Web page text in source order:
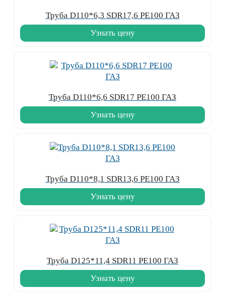
Труба D110*6,3 SDR17,6 PE100 ГАЗ
Узнать цену
Труба D110*6,6 SDR17 PE100 ГАЗ
Узнать цену
Труба D110*8,1 SDR13,6 PE100 ГАЗ
Узнать цену
Труба D125*11,4 SDR11 PE100 ГАЗ
Узнать цену